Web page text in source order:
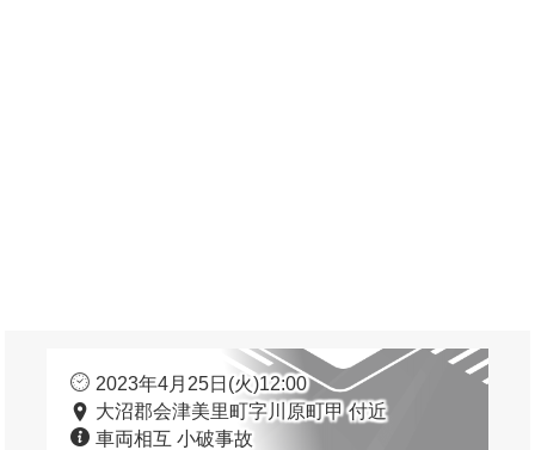
2023年4月25日(火)12:00
大沼郡会津美里町字川原町甲 付近
車両相互 小破事故